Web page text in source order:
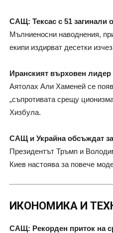
САЩ: Тексас с 51 загинали
Мълниеносни наводнения,
екипи издирват десетки
Иранският върховен
Аятолах Али Хаменей се
„съпротивата срещу
Хизбула.
САЩ и Украйна обсъждат
Президентът Тръмп и
Киев настоява за повече
ИКОНОМИКА И
САЩ: Рекорден приток на